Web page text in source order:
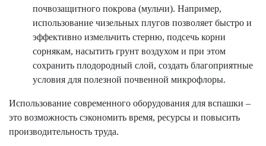
почвозащитного покрова (мульчи). Например,
использование чизельных плугов позволяет быстро и
эффективно измельчить стерню, подсечь корни
сорнякам, насытить грунт воздухом и при этом
сохранить плодородный слой, создать благоприятные
условия для полезной почвенной микрофлоры.
Использование современного оборудования для вспашки –
это возможность сэкономить время, ресурсы и повысить
производительность труда.